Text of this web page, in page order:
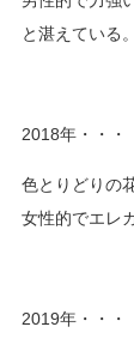
と湛えている。
2018年・・・
色とりどりの
女性的でエレ
2019年・・・